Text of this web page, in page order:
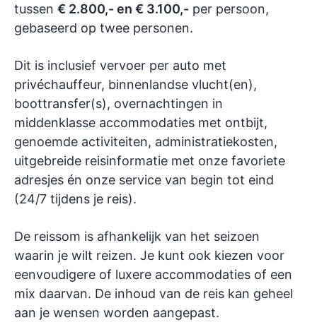
tussen € 2.800,- en € 3.100,- per persoon,
gebaseerd op twee personen.
Dit is inclusief vervoer per auto met
privéchauffeur, binnenlandse vlucht(en),
boottransfer(s), overnachtingen in
middenklasse accommodaties met ontbijt,
genoemde activiteiten, administratiekosten,
uitgebreide reisinformatie met onze favoriete
adresjes én onze service van begin tot eind
(24/7 tijdens je reis).
De reissom is afhankelijk van het seizoen
waarin je wilt reizen. Je kunt ook kiezen voor
eenvoudigere of luxere accommodaties of een
mix daarvan. De inhoud van de reis kan geheel
aan je wensen worden aangepast.